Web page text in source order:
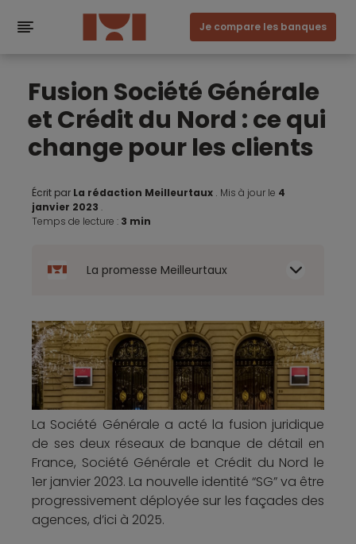
Je compare les banques
Fusion Société Générale
et Crédit du Nord : ce qui
change pour les clients
Écrit par La rédaction Meilleurtaux . Mis à jour le 4
janvier 2023 .
Temps de lecture : 3 min
La promesse Meilleurtaux
La Société Générale a acté la fusion juridique
de ses deux réseaux de banque de détail en
France, Société Générale et Crédit du Nord le
1er janvier 2023. La nouvelle identité “SG” va être
progressivement déployée sur les façades des
agences, d’ici à 2025.